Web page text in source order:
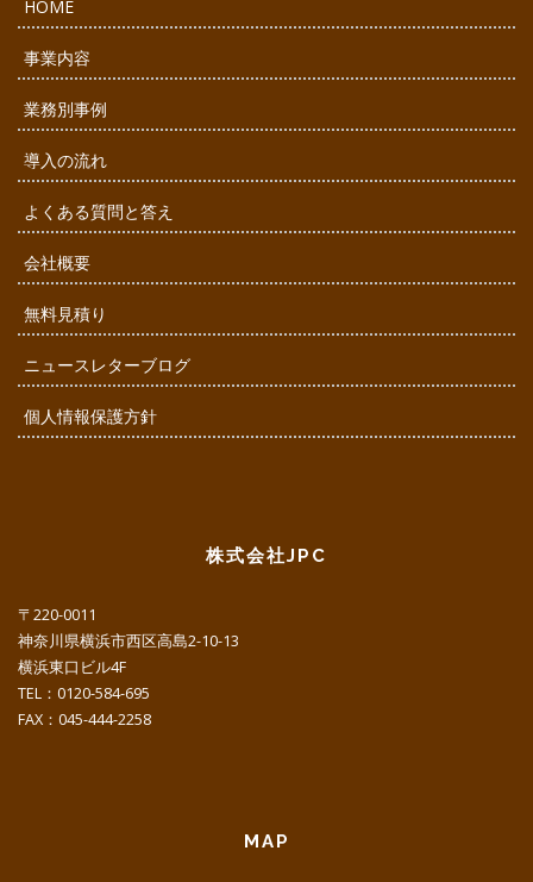
HOME
事業内容
業務別事例
導入の流れ
よくある質問と答え
会社概要
無料見積り
ニュースレターブログ
個人情報保護方針
株式会社JPC
〒220-0011
神奈川県横浜市西区高島2-10-13
横浜東口ビル4F
TEL：0120-584-695
FAX：045-444-2258
MAP